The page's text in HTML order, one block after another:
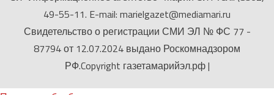
49-55-11. E-mail: marielgazet@mediamari.ru
Свидетельство о регистрации СМИ ЭЛ № ФС 77 -
87794 от 12.07.2024 выдано Роскомнадзором
РФ.Copyright газетамарийэл.рф|